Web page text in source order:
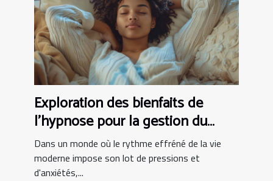
Exploration des bienfaits de
l'hypnose pour la gestion du
stress
Dans un monde où le rythme effréné de la vie
moderne impose son lot de pressions et
d'anxiétés,...